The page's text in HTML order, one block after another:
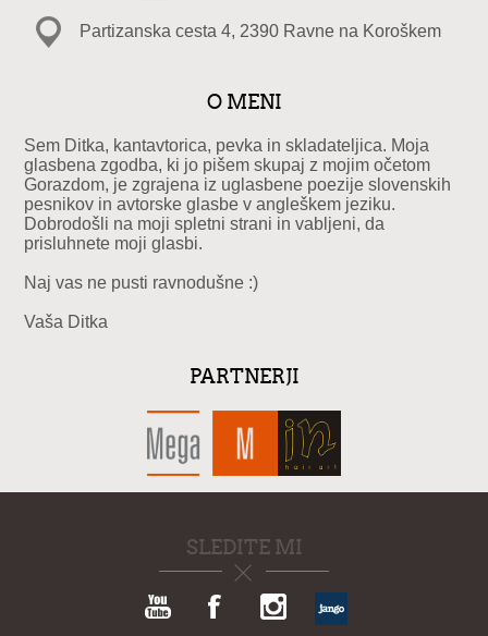
Partizanska cesta 4, 2390 Ravne na Koroškem
O MENI
Sem Ditka, kantavtorica, pevka in skladateljica. Moja
glasbena zgodba, ki jo pišem skupaj z mojim očetom
Gorazdom, je zgrajena iz uglasbene poezije slovenskih
pesnikov in avtorske glasbe v angleškem jeziku.
Dobrodošli na moji spletni strani in vabljeni, da
prisluhnete moji glasbi.
Naj vas ne pusti ravnodušne :)
Vaša Ditka
PARTNERJI
SLEDITE MI